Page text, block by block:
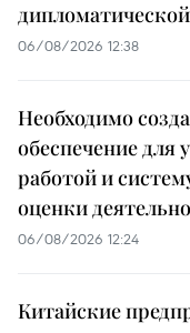
06/08/2026 12:38
Необходимо
обеспечение для
работой и
оценки
06/08/2026 12:24
Китайские